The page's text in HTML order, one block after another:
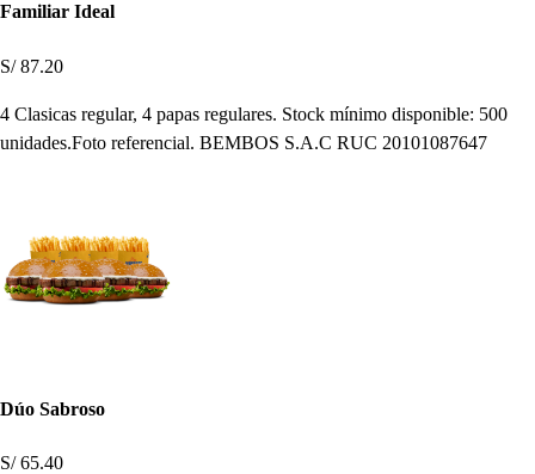
Familiar Ideal
S/ 87.20
4 Clasicas regular, 4 papas regulares. Stock mínimo disponible: 500
unidades.Foto referencial. BEMBOS S.A.C RUC 20101087647
Dúo Sabroso
S/ 65.40